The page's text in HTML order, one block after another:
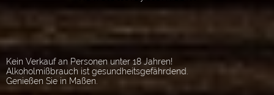
Kein Verkauf an Personen unter 18 Jahren!
Alkoholmißbrauch ist gesundheitsgefährdend.
Genießen Sie in Maßen.